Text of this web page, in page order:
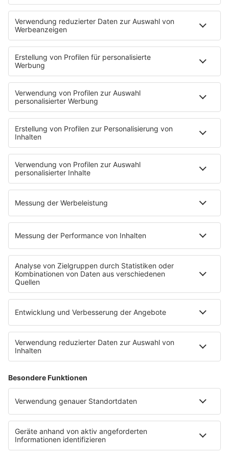
HOME
SERVICE
Kontakt
Newsletter
Über ROCK FM
Jobs & Praktika
Pressekontakt
Presse & Downloads
Verkehr
Wetter
EMPFANG
Übersicht
ROCK FM App
Partner
radio.de
Phonostar
REGENBOGEN 2
WERBUNG
Leistungen und Produkte
Mediadaten und Preisliste
Ansprechpartner
RECHTLICHES
Impressum
Datenschutzeinstellungen
Datenverarbeitung bei Gewinnspielen
Teilnahmebedingungen
Gewinnspielregeln Social Media
KI-Leitlinie
KI-Leitlinie